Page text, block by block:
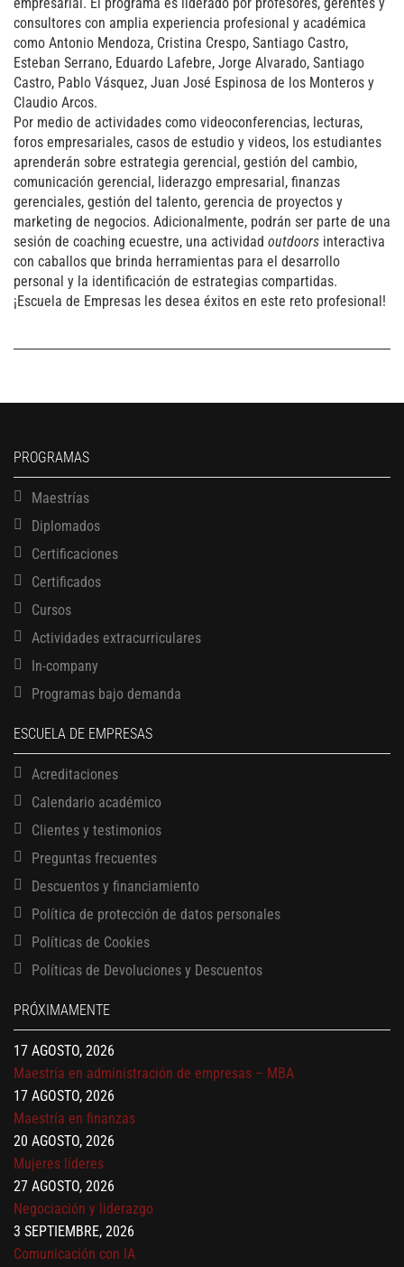
consultores con amplia experiencia profesional y académica
como Antonio Mendoza, Cristina Crespo, Santiago Castro,
Esteban Serrano, Eduardo Lafebre, Jorge Alvarado, Santiago
Castro, Pablo Vásquez, Juan José Espinosa de los Monteros y
Claudio Arcos.
Por medio de actividades como videoconferencias, lecturas,
foros empresariales, casos de estudio y videos, los estudiantes
aprenderán sobre estrategia gerencial, gestión del cambio,
comunicación gerencial, liderazgo empresarial, finanzas
gerenciales, gestión del talento, gerencia de proyectos y
marketing de negocios. Adicionalmente, podrán ser parte de una
sesión de coaching ecuestre, una actividad outdoors interactiva
con caballos que brinda herramientas para el desarrollo
personal y la identificación de estrategias compartidas.
¡Escuela de Empresas les desea éxitos en este reto profesional!
PROGRAMAS
Maestrías
Diplomados
Certificaciones
Certificados
Cursos
Actividades extracurriculares
In-company
Programas bajo demanda
ESCUELA DE EMPRESAS
Acreditaciones
Calendario académico
Clientes y testimonios
Preguntas frecuentes
Descuentos y financiamiento
Política de protección de datos personales
Políticas de Cookies
Políticas de Devoluciones y Descuentos
PRÓXIMAMENTE
13 AGOSTO, 2026
Finanzas para no financieros
Gerencia de empresas familiares
17 AGOSTO, 2026
Maestría en administración de empresas – MBA
17 AGOSTO, 2026
Maestría en finanzas
20 AGOSTO, 2026
Mujeres líderes
27 AGOSTO, 2026
Negociación y liderazgo
3 SEPTIEMBRE, 2026
Comunicación con IA
7 SEPTIEMBRE, 2026